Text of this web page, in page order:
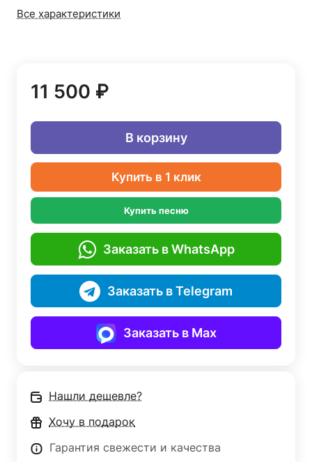
Все характеристики
11 500 ₽
В корзину
Купить в 1 клик
Купить песню
Заказать в WhatsApp
Заказать в Telegram
Заказать в Max
Нашли дешевле?
Хочу в подарок
Гарантия свежести и качества